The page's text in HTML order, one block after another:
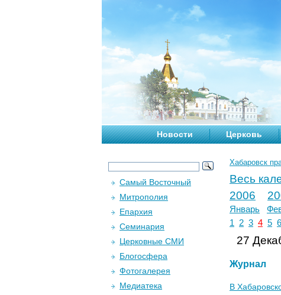
Новости Церковь
Хабаровск
Весь
2006
Январь
1
2 3 4 5 6
27
Журнал
В
Самый Восточный
Митрополия
Епархия
Семинария
Церковные СМИ
Блогосфера
Фотогалерея
Медиатека